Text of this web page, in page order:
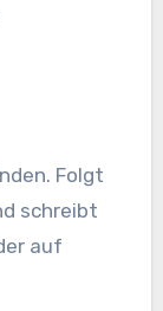
Folgt
schreibt
auf